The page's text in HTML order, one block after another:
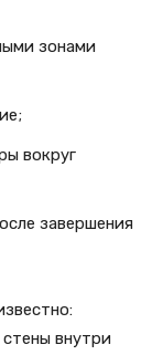
зонами
вокруг
завершения
внутри